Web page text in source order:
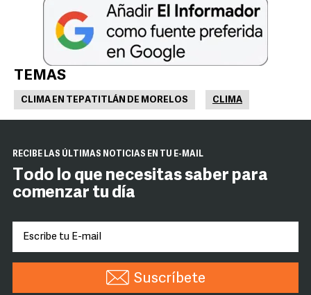
TEMAS
CLIMA EN TEPATITLÁN DE MORELOS CLIMA
RECIBE LAS ÚLTIMAS NOTICIAS EN TU E-MAIL
Todo lo que necesitas saber para
comenzar tu día
Suscríbete